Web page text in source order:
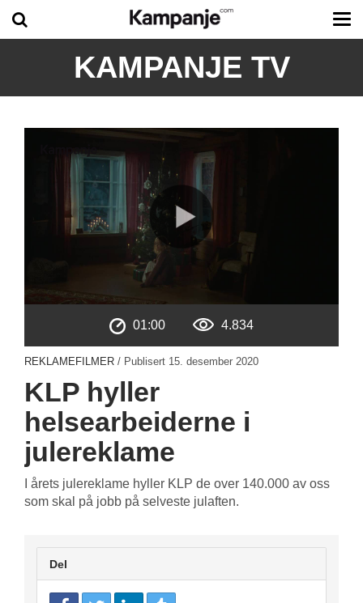
KAMPANJE TV
01:00 4.834
REKLAMEFILMER / Publisert 15. desember 2020
KLP hyller
helsearbeiderne i
julereklame
I årets julereklame hyller KLP de over 140.000 av oss
som skal på jobb på selveste julaften.
Del